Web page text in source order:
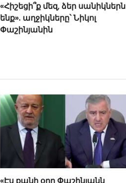
«Հիշեցի՞ք մեզ, ձեր սանիկներն
ենք». աղջիկները՝ Նիկոլ
Փաշինյանին
«Էս քանի օրը Փաշինյանն